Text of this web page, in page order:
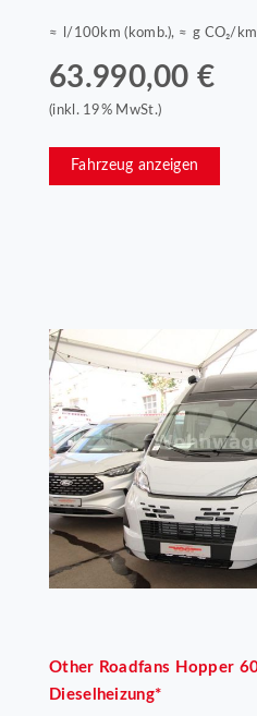
≈ l/100km (komb.), ≈ g CO₂/km
63.990,00 €
(inkl. 19% MwSt.)
Fahrzeug anzeigen
Other Roadfans Hopper
Dieselheizung*